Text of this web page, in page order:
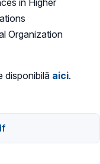
Organization
disponibilă aici.